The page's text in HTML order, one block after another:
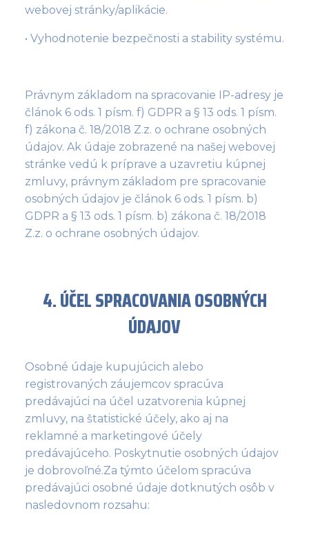
webovej stránky/aplikácie.
• Vyhodnotenie bezpečnosti a stability systému.
Právnym základom na spracovanie IP-adresy je
článok 6 ods. 1 písm. f) GDPR a § 13 ods. 1 písm.
f) zákona č. 18/2018 Z.z. o ochrane osobných
údajov. Ak údaje zobrazené na našej webovej
stránke vedú k príprave a uzavretiu kúpnej
zmluvy, právnym základom pre spracovanie
osobných údajov je článok 6 ods. 1 písm. b)
GDPR a § 13 ods. 1 písm. b) zákona č. 18/2018
Z.z. o ochrane osobných údajov.
4. ÚČEL SPRACOVANIA OSOBNÝCH
ÚDAJOV
Osobné údaje kupujúcich alebo
registrovaných záujemcov spracúva
predávajúci na účel uzatvorenia kúpnej
zmluvy, na štatistické účely, ako aj na
reklamné a marketingové účely
predávajúceho. Poskytnutie osobných údajov
je dobrovoľné.Za týmto účelom spracúva
predávajúci osobné údaje dotknutých osôb v
nasledovnom rozsahu: